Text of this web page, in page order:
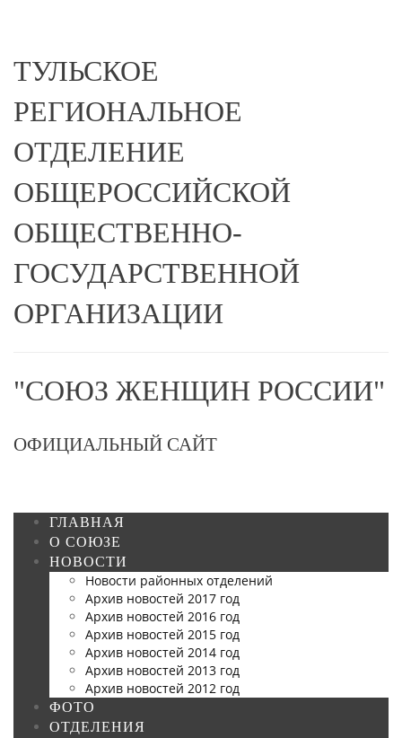
ТУЛЬСКОЕ
РЕГИОНАЛЬНОЕ
ОТДЕЛЕНИЕ
ОБЩЕРОССИЙСКОЙ
ОБЩЕСТВЕННО-
ГОСУДАРСТВЕННОЙ
ОРГАНИЗАЦИИ
"СОЮЗ ЖЕНЩИН РОССИИ"
ОФИЦИАЛЬНЫЙ САЙТ
ГЛАВНАЯ
О СОЮЗЕ
НОВОСТИ
Новости районных отделений
Архив новостей 2017 год
Архив новостей 2016 год
Архив новостей 2015 год
Архив новостей 2014 год
Архив новостей 2013 год
Архив новостей 2012 год
ФОТО
ОТДЕЛЕНИЯ